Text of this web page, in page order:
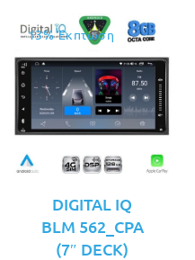
13% Έκπτωση
DIGITAL IQ
BLM 562_CPA
(7″ DECK)